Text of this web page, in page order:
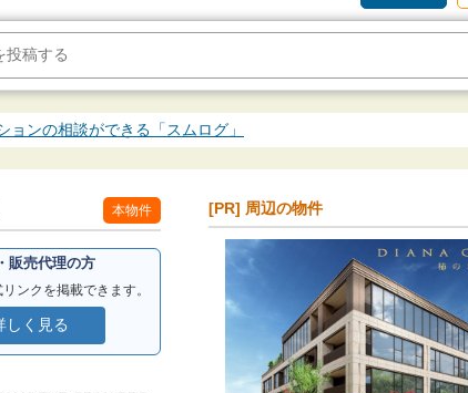
ョンの相談ができる「スムログ」
本物件
販売代理の方
ンクを掲載できます。
しく見る
[PR] 周辺の物件